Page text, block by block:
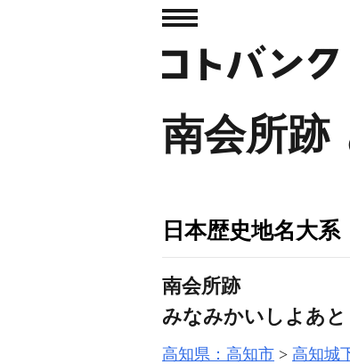
南会所跡
日本歴史地名大系
南会所跡
みなみかいしよあと
高知県：高知市 高知城